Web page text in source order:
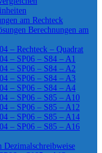
am Rechteck
Berechnungen am
– Rechteck – Quadrat
– SP06 – S84 – A1
– SP06 – S84 – A2
– SP06 – S84 – A3
– SP06 – S84 – A4
– SP06 – S85 – A10
– SP06 – S85 – A12
– SP06 – S85 – A14
– SP06 – S85 – A16